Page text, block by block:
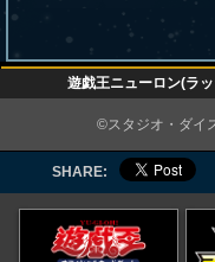
遊戯王ニューロン(ラ
©スタジオ・ダイ
SHARE: